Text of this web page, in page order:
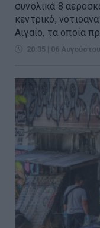
συνολικά 8
κεντρικό,
Αιγαίο, τα οποία
20:35 | 06